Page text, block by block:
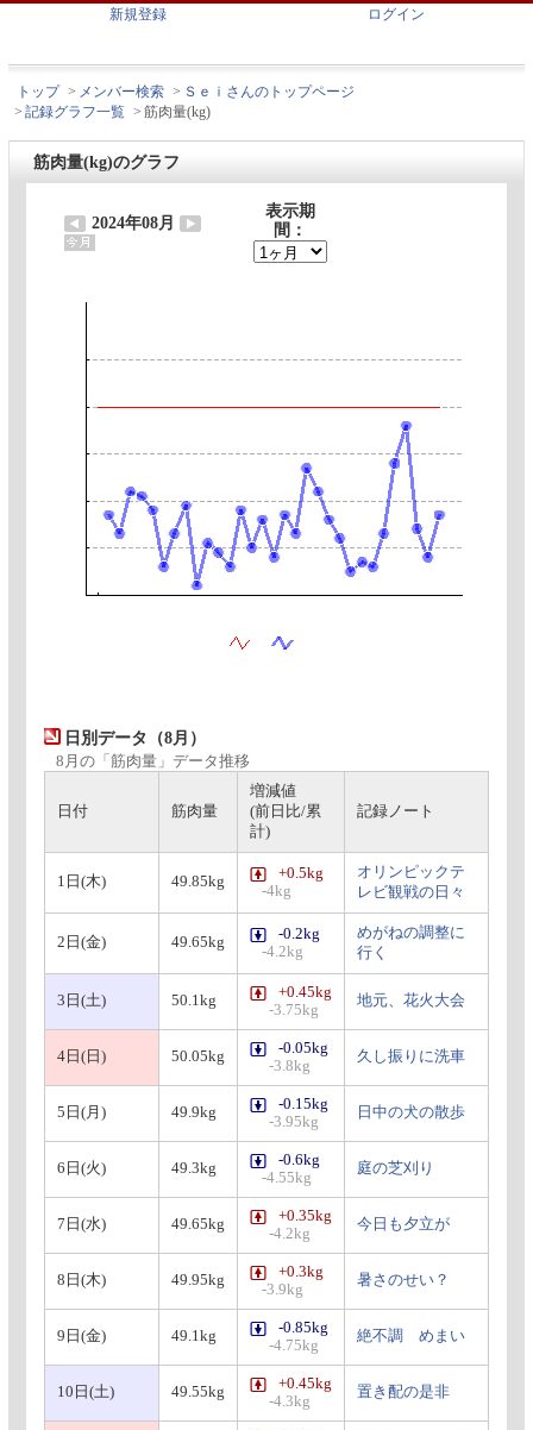
新規登録 ログイン
トップ > メンバー検索 > Ｓｅｉさんのトップページ
> 記録グラフ一覧 > 筋肉量(kg)
筋肉量(kg)のグラフ
2024年08月
表示期
間：
日別データ（8月）
8月の「筋肉量」データ推移
日付 筋肉量
増減値
(前日比/累
計)
記録ノート
1日(木) 49.85kg
+0.5kg
-4kg
オリンピックテ
レビ観戦の日々
2日(金) 49.65kg
-0.2kg
-4.2kg
めがねの調整に
行く
3日(土) 50.1kg
+0.45kg
-3.75kg
地元、花火大会
4日(日) 50.05kg
-0.05kg
-3.8kg
久し振りに洗車
5日(月) 49.9kg
-0.15kg
-3.95kg
日中の犬の散歩
6日(火) 49.3kg
-0.6kg
-4.55kg
庭の芝刈り
7日(水) 49.65kg
+0.35kg
-4.2kg
今日も夕立が
8日(木) 49.95kg
+0.3kg
-3.9kg
暑さのせい？
9日(金) 49.1kg
-0.85kg
-4.75kg
絶不調 めまい
10日(土) 49.55kg
+0.45kg
-4.3kg
置き配の是非